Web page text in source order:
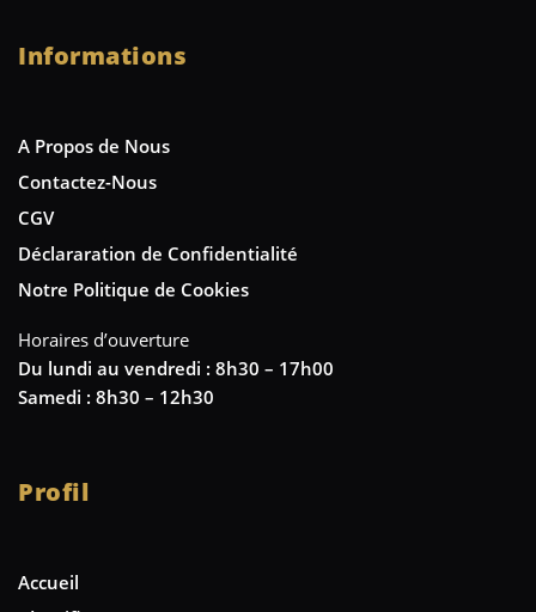
Informations
A Propos de Nous
Contactez-Nous
CGV
Déclararation de Confidentialité
Notre Politique de Cookies
Horaires d’ouverture
Du lundi au vendredi : 8h30 – 17h00
Samedi : 8h30 – 12h30
Profil
Accueil